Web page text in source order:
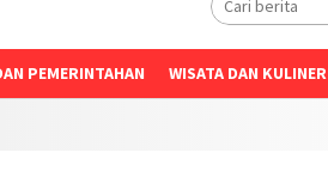
PEMERINTAHAN WISATA DAN KULINER